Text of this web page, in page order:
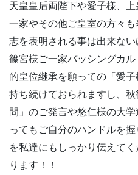
天皇皇后両陛下や愛子様、
一家やその他ご皇室の方々
志を表明される事は出来な
篠宮様ご一家バッシングカ
的皇位継承を願っての「愛
持ち続けておられますし、
間」のご発言や悠仁様の大
ってもご自分のハンドルを
を私達にもしっかり伝えて
ります！！